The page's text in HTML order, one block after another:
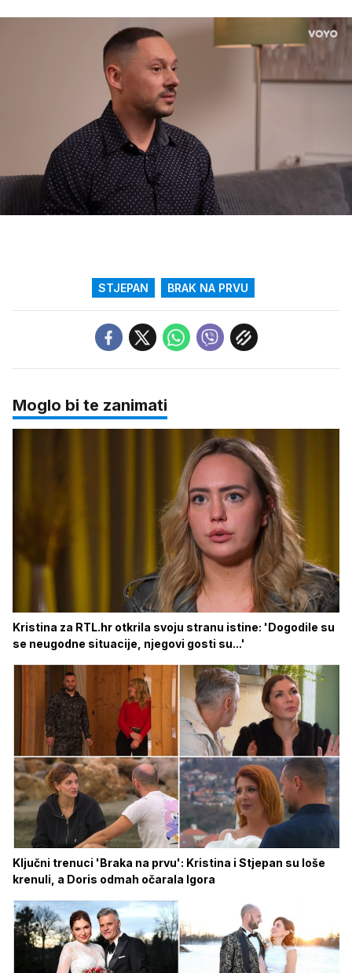
Upali
zvuk
/
Loaded:
25.08%
STJEPAN BRAK NA PRVU
Moglo bi te zanimati
Kristina za RTL.hr otkrila svoju stranu istine: 'Dogodile su
se neugodne situacije, njegovi gosti su...'
Ključni trenuci 'Braka na prvu': Kristina i Stjepan su loše
krenuli, a Doris odmah očarala Igora